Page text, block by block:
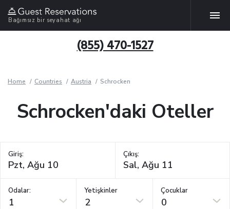
Bağımsız bir seyahat ağı
(855) 470-1527
Home Countries Austria Schrocken
Schrocken'daki Oteller
Giriş: Çıkış:
Odalar:
1
Yetişkinler
2
Çocuklar
0